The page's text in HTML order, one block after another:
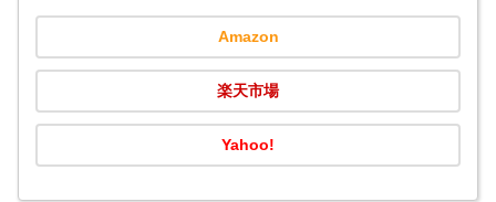
Amazon
楽天市場
Yahoo!